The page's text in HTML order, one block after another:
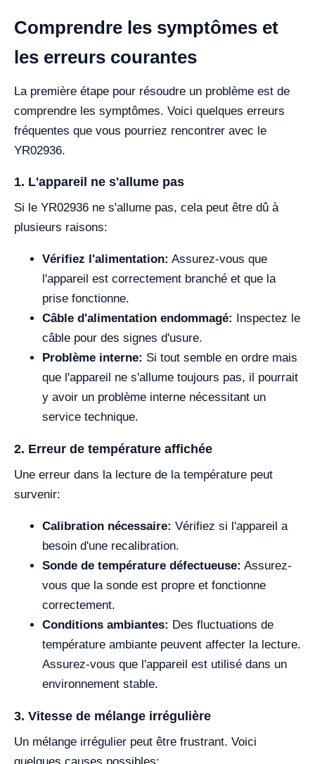
Comprendre les symptômes et
les erreurs courantes
La première étape pour résoudre un problème est de
comprendre les symptômes. Voici quelques erreurs
fréquentes que vous pourriez rencontrer avec le
YR02936.
1. L'appareil ne s'allume pas
Si le YR02936 ne s'allume pas, cela peut être dû à
plusieurs raisons:
Vérifiez l'alimentation: Assurez-vous que
l'appareil est correctement branché et que la
prise fonctionne.
Câble d'alimentation endommagé: Inspectez le
câble pour des signes d'usure.
Problème interne: Si tout semble en ordre mais
que l'appareil ne s'allume toujours pas, il pourrait
y avoir un problème interne nécessitant un
service technique.
2. Erreur de température affichée
Une erreur dans la lecture de la température peut
survenir:
Calibration nécessaire: Vérifiez si l'appareil a
besoin d'une recalibration.
Sonde de température défectueuse: Assurez-
vous que la sonde est propre et fonctionne
correctement.
Conditions ambiantes: Des fluctuations de
température ambiante peuvent affecter la lecture.
Assurez-vous que l'appareil est utilisé dans un
environnement stable.
3. Vitesse de mélange irrégulière
Un mélange irrégulier peut être frustrant. Voici